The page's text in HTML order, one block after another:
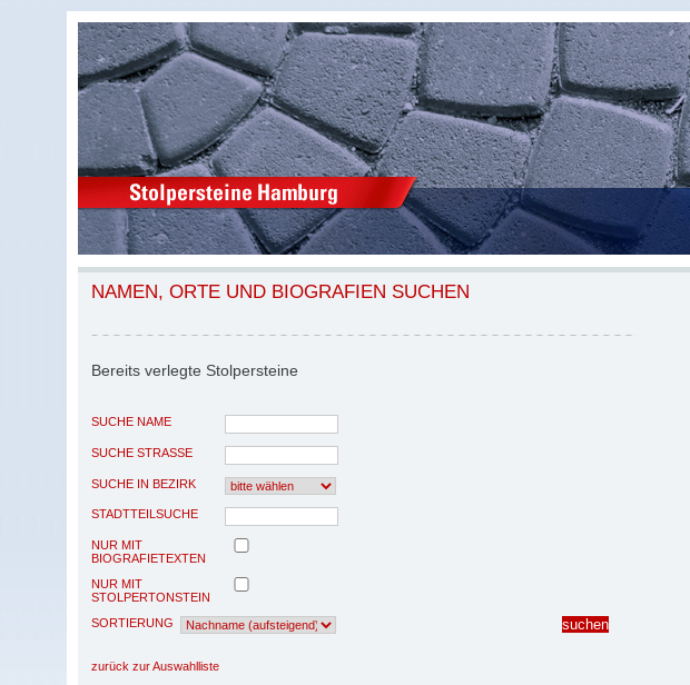
NAMEN, ORTE UND BIOGRAFIEN SUCHEN
Bereits verlegte Stolpersteine
SUCHE NAME
SUCHE STRASSE
SUCHE IN BEZIRK
STADTTEILSUCHE
NUR MIT
BIOGRAFIETEXTEN
NUR MIT
STOLPERTONSTEIN
SORTIERUNG
zurück zur Auswahlliste